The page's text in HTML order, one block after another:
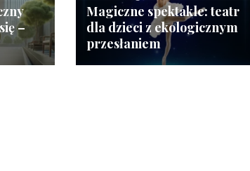
–
Magiczne spektakle: teatr
dla dzieci z ekologicznym
przesłaniem